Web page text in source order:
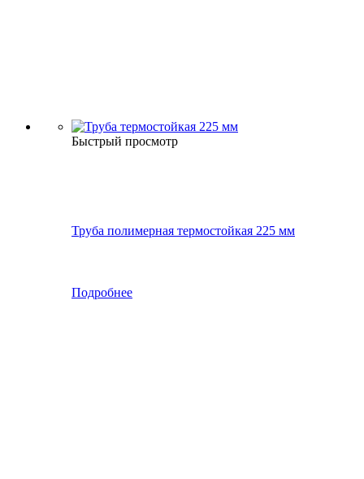
Быстрый просмотр
Труба полимерная термостойкая 225 мм
Подробнее